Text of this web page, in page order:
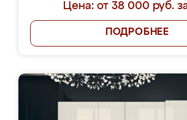
Цена: от 38 000 руб.
ПОДРОБНЕЕ